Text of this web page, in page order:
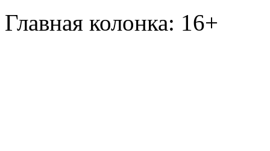
Главная колонка: 16+